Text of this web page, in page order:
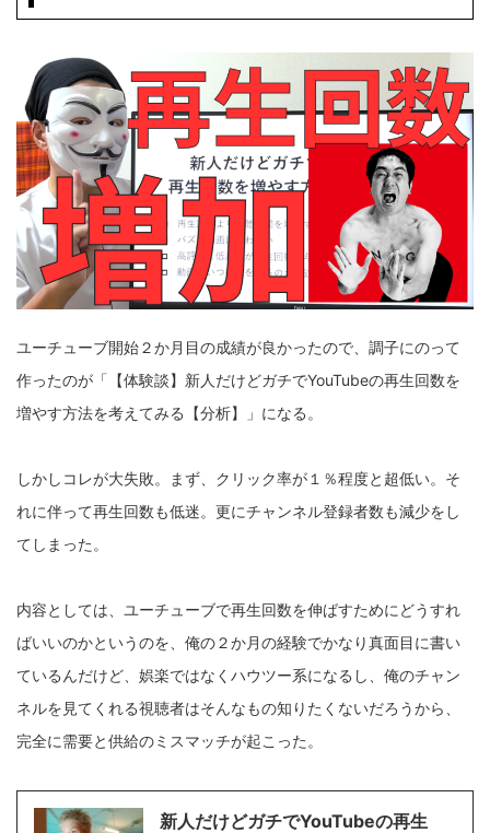
ユーチューブ開始２か月目の成績が良かったので、調子にのって
作ったのが「【体験談】新人だけどガチでYouTubeの再生回数を
増やす方法を考えてみる【分析】」になる。
しかしコレが大失敗。まず、クリック率が１％程度と超低い。そ
れに伴って再生回数も低迷。更にチャンネル登録者数も減少をし
てしまった。
内容としては、ユーチューブで再生回数を伸ばすためにどうすれ
ばいいのかというのを、俺の２か月の経験でかなり真面目に書い
ているんだけど、娯楽ではなくハウツー系になるし、俺のチャン
ネルを見てくれる視聴者はそんなもの知りたくないだろうから、
完全に需要と供給のミスマッチが起こった。
新人だけどガチでYouTubeの再生